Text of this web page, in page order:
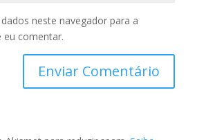
neste navegador para a
eu comentar.